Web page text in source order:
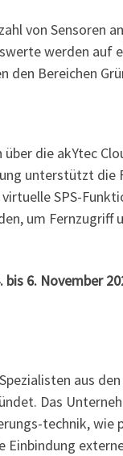
von Sensoren
werden auf
Bereichen
die akYtec
unterstützt die
SPS-
um Fernzugriff
6. November
aus
Das
technik, wie
Einbindung